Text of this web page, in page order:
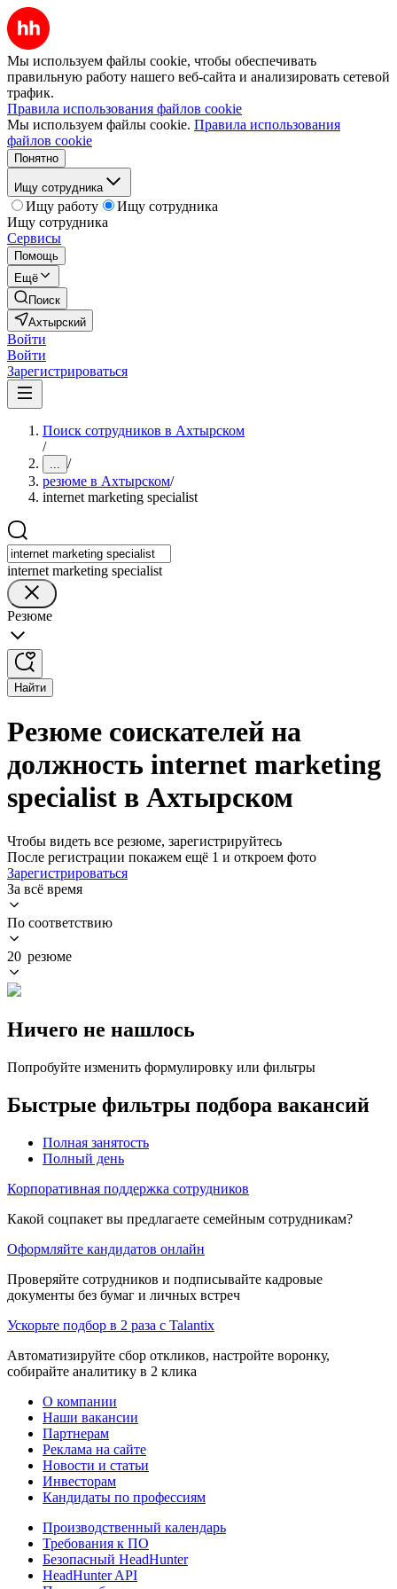
Мы используем файлы cookie, чтобы обеспечивать
правильную работу нашего веб-сайта и анализировать сетевой
трафик.
Правила использования файлов cookie
Мы используем файлы cookie. Правила использования
файлов cookie
Понятно
Ищу сотрудника
Ищу работу
Ищу сотрудника
Ищу сотрудника
Сервисы
Помощь
Ещё
Поиск
Ахтырский
Войти
Войти
Зарегистрироваться
Поиск сотрудников в Ахтырском
/
... /
резюме в Ахтырском/
internet marketing specialist
internet marketing specialist
Резюме
Найти
Резюме соискателей на
должность internet marketing
specialist в Ахтырском
Чтобы видеть все резюме, зарегистрируйтесь
После регистрации покажем ещё 1 и откроем фото
Зарегистрироваться
За всё время
По соответствию
20 резюме
Ничего не нашлось
Попробуйте изменить формулировку или фильтры
Быстрые фильтры подбора вакансий
Полная занятость
Полный день
Корпоративная поддержка сотрудников
Какой соцпакет вы предлагаете семейным сотрудникам?
Оформляйте кандидатов онлайн
Проверяйте сотрудников и подписывайте кадровые
документы без бумаг и личных встреч
Ускорьте подбор в 2 раза с Talantix
Автоматизируйте сбор откликов, настройте воронку,
собирайте аналитику в 2 клика
О компании
Наши вакансии
Партнерам
Реклама на сайте
Новости и статьи
Инвесторам
Кандидаты по профессиям
Производственный календарь
Требования к ПО
Безопасный HeadHunter
HeadHunter API